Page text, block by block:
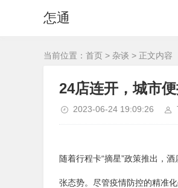
怎通
当前位置： 首页 > 杂谈 > 正文内容
24店连开，城市
2023-06-24 19:09:26
随着行程卡“摘星”政策推出，
张态势。尽管疫情防控的精准